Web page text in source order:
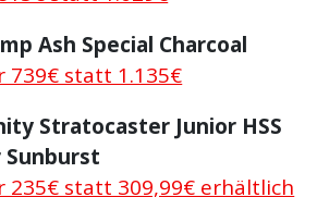
Ash Special Charcoal
739€ statt 1.135€
Stratocaster Junior HSS
Sunburst
235€ statt 309,99€ erhältlich